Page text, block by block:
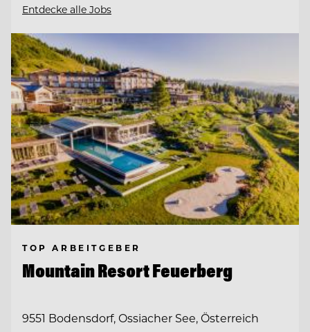
Entdecke alle Jobs
TOP ARBEITGEBER
Mountain Resort Feuerberg
9551 Bodensdorf, Ossiacher See, Österreich